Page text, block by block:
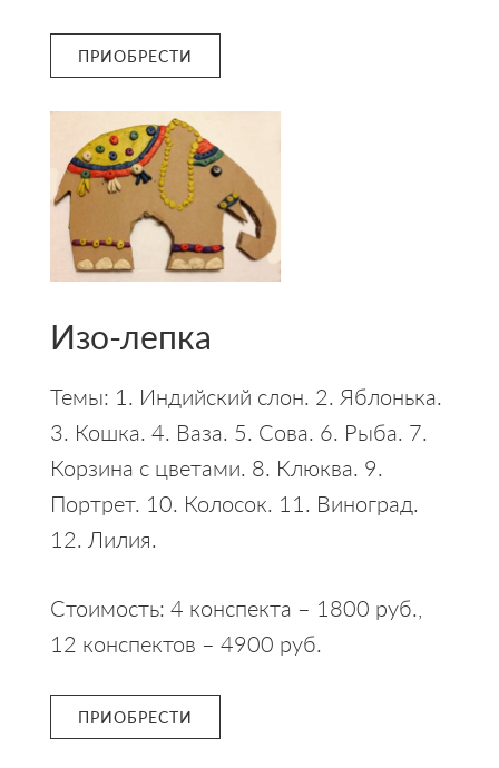
ПРИОБРЕСТИ
Изо-лепка
Темы: 1. Индийский слон. 2. Яблонька.
3. Кошка. 4. Ваза. 5. Сова. 6. Рыба. 7.
Корзина с цветами. 8. Клюква. 9.
Портрет. 10. Колосок. 11. Виноград.
12. Лилия.
Стоимость: 4 конспекта – 1800 руб.,
12 конспектов – 4900 руб.
ПРИОБРЕСТИ